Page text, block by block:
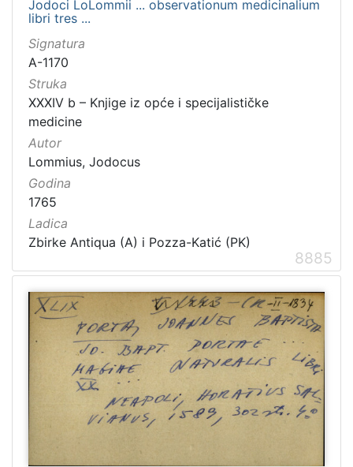
Jodoci LoLommii ... observationum medicinalium
libri tres ...
Signatura
A-1170
Struka
XXXIV b – Knjige iz opće i specijalističke
medicine
Autor
Lommius, Jodocus
Godina
1765
Ladica
Zbirke Antiqua (A) i Pozza-Katić (PK)
8885